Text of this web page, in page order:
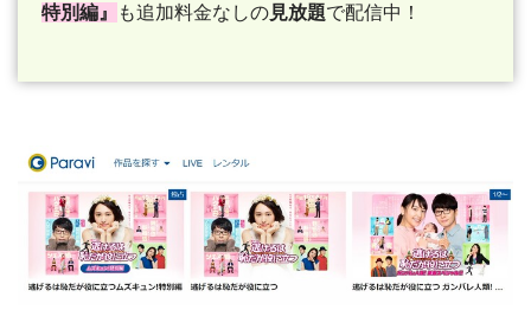
特別編』
も追加料金なしの見放題で配信中！